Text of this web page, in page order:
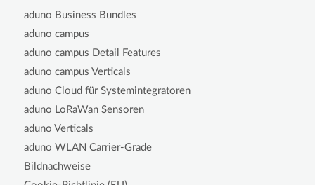
aduno Business Bundles
aduno campus
aduno campus Detail Features
aduno campus Verticals
aduno Cloud für Systemintegratoren
aduno LoRaWan Sensoren
aduno Verticals
aduno WLAN Carrier-Grade
Bildnachweise